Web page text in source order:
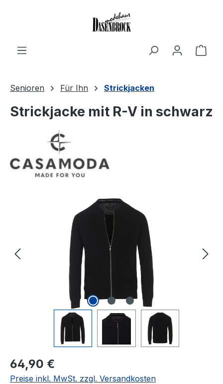
Senioren Für Ihn Strickjacken
Strickjacke mit R-V in schwarz
Bildergalerie überspringen
Regulärer Preis:
64,90 €
Preise inkl. MwSt. zzgl. Versandkosten